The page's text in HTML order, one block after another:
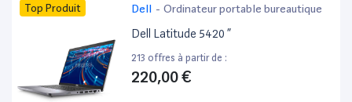
Top Produit Dell - Ordinateur portable bureautique
Dell Latitude 5420 ”
213 offres à partir de :
220,00 €